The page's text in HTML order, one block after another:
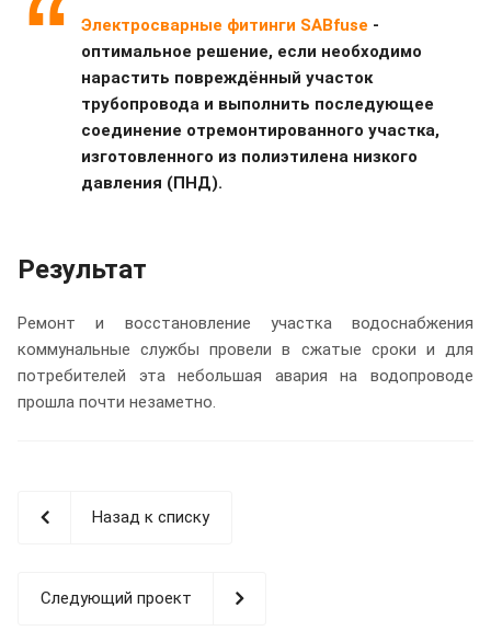
Электросварные фитинги SABfuse -
оптимальное решение, если необходимо
нарастить повреждённый участок
трубопровода и выполнить последующее
соединение отремонтированного участка,
изготовленного из полиэтилена низкого
давления (ПНД).
Результат
Ремонт и восстановление участка водоснабжения
коммунальные службы провели в сжатые сроки и для
потребителей эта небольшая авария на водопроводе
прошла почти незаметно.
Назад к списку
Следующий проект